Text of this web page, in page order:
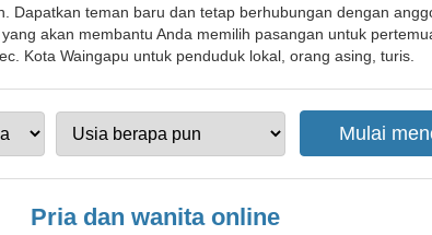
Dapatkan teman baru dan tetap berhubungan dengan
akan membantu Anda memilih pasangan untuk
Kota Waingapu untuk penduduk lokal, orang asing, turis.
Pria dan wanita online